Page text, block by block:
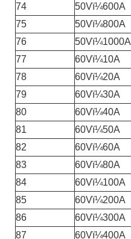
74
50Vï¼600A
75
50Vï¼800A
76
50Vï¼1000A
77
60Vï¼10A
78
60Vï¼20A
79
60Vï¼30A
80
60Vï¼40A
81
60Vï¼50A
82
60Vï¼60A
83
60Vï¼80A
84
60Vï¼100A
85
60Vï¼200A
86
60Vï¼300A
87
60Vï¼400A